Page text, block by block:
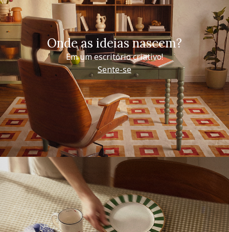
Onde as ideias nascem?
Em um escritório criativo!
Sente-se